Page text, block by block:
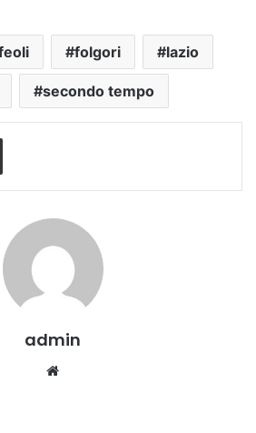
folgori lazio
secondo tempo
Condividi via mail
admin